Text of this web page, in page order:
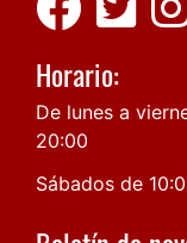
Horario:
De lunes a
20:00
Sábados de